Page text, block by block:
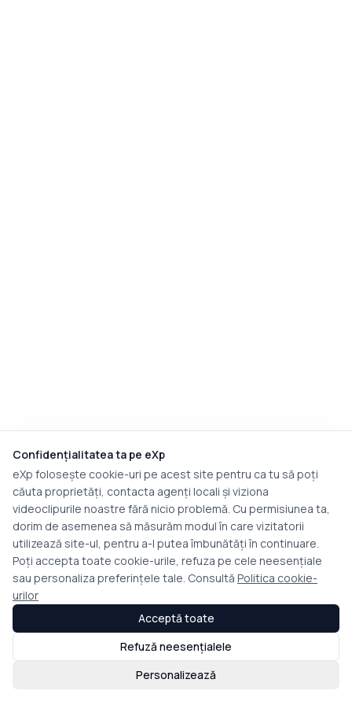
Confidențialitatea ta pe eXp
eXp folosește cookie-uri pe acest site pentru ca tu să poți
căuta proprietăți, contacta agenți locali și viziona
videoclipurile noastre fără nicio problemă. Cu permisiunea ta,
dorim de asemenea să măsurăm modul în care vizitatorii
utilizează site-ul, pentru a-l putea îmbunătăți în continuare.
Poți accepta toate cookie-urile, refuza pe cele neesențiale
sau personaliza preferințele tale. Consultă Politica cookie-
urilor
Personalizează
Refuză neesențialele
Acceptă toate